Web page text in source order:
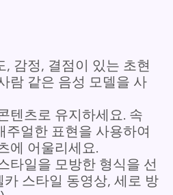
, 감정, 결점이 있는 초현
람 같은 음성 모델을 사
텐츠로 유지하세요. 속
주얼한 표현을 사용하여
에 어울리세요.
타일을 모방한 형식을 선
카 스타일 동영상, 세로 방